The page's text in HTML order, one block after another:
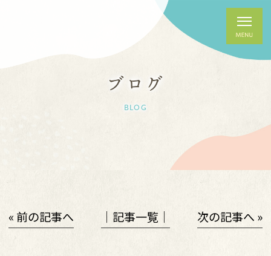
ブログ
BLOG
« 前の記事へ │記事一覧│ 次の記事へ »